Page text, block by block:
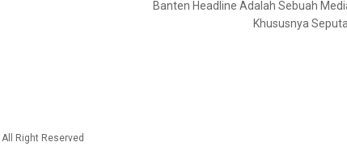
Banten Headline Adalah Sebuah
Khususnya
Right Reserved